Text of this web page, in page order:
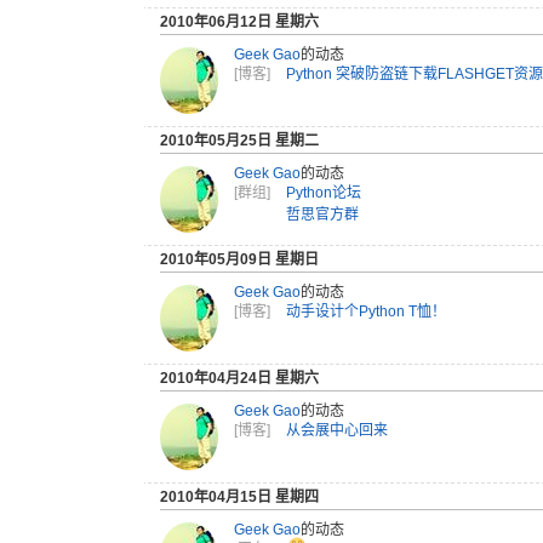
2010年06月12日 星期六
Geek Gao的动态
[博客]
Python 突破防盗链下载FLASHGET资源
2010年05月25日 星期二
Geek Gao的动态
[群组]
Python论坛
哲思官方群
2010年05月09日 星期日
Geek Gao的动态
[博客]
动手设计个Python T恤！
2010年04月24日 星期六
Geek Gao的动态
[博客]
从会展中心回来
2010年04月15日 星期四
Geek Gao的动态